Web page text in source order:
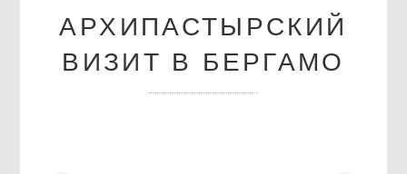
АРХИПАСТЫРСКИЙ
ВИЗИТ В БЕРГАМО